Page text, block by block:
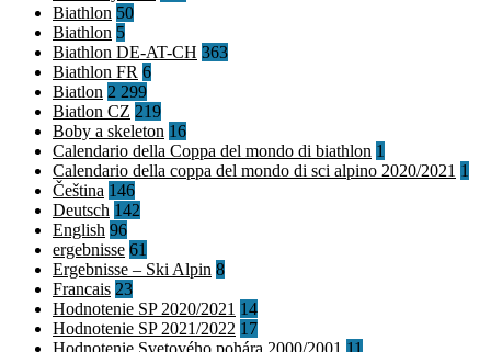
Biathlon 50
Biathlon 5
Biathlon DE-AT-CH 363
Biathlon FR 6
Biatlon 2 299
Biatlon CZ 219
Boby a skeleton 16
Calendario della Coppa del mondo di biathlon 1
Calendario della coppa del mondo di sci alpino 2020/2021 1
Čeština 146
Deutsch 142
English 96
ergebnisse 61
Ergebnisse – Ski Alpin 8
Francais 23
Hodnotenie SP 2020/2021 14
Hodnotenie SP 2021/2022 17
Hodnotenie Svetového pohára 2000/2001 11